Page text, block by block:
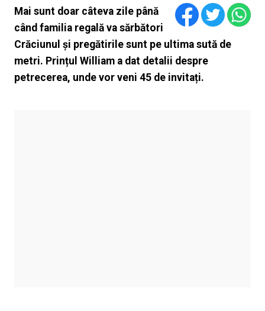
Mai sunt doar câteva zile până
când familia regală va sărbători
Crăciunul și pregătirile sunt pe ultima sută de
metri. Prințul William a dat detalii despre
petrecerea, unde vor veni 45 de invitați.